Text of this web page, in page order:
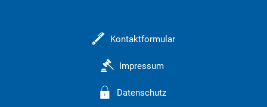
Kontaktformular
Impressum
Datenschutz